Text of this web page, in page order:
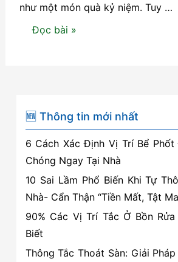
như một món quà kỷ niệm. Tuy …
Lý
lấy
vỏ
sò,
vỏ
ốc
từ
bãi
biển
Đọc bài »
🆕 Thông tin mới nhất
6 Cách Xác Định Vị Trí Bể Phốt
Chóng Ngay Tại Nhà
10 Sai Lầm Phổ Biến Khi Tự
Nhà- Cẩn Thận “Tiền Mất, Tật
90% Các Vị Trí Tắc Ở Bồn
Biết
Thông Tắc Thoát Sàn: Giải